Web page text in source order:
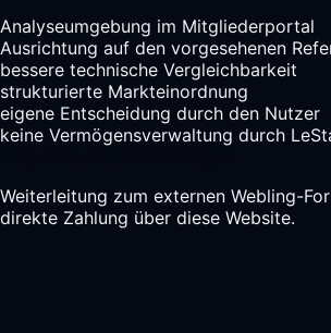
Analyseumgebung im Mitgliederportal
Ausrichtung auf den vorgesehenen
bessere technische Vergleichbarkeit
strukturierte Markteinordnung
eigene Entscheidung durch den Nutzer
keine Vermögensverwaltung durch
Weiterleitung zum externen Webling-
direkte Zahlung über diese Website.